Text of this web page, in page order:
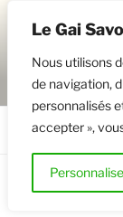
Le Gai
Nous utilisons
de navigation,
personnalisés
accepter »,
contenu
principal
Osez le théâtre !